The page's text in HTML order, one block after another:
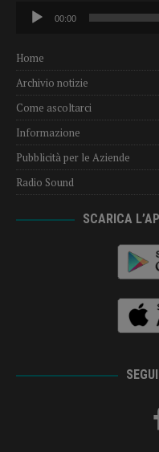
Audio
Player
00:00
Home
Archivio notizie
Come ascoltarci
Informazione
Pubblicità per le Aziende
Radio Sound
SCARICA